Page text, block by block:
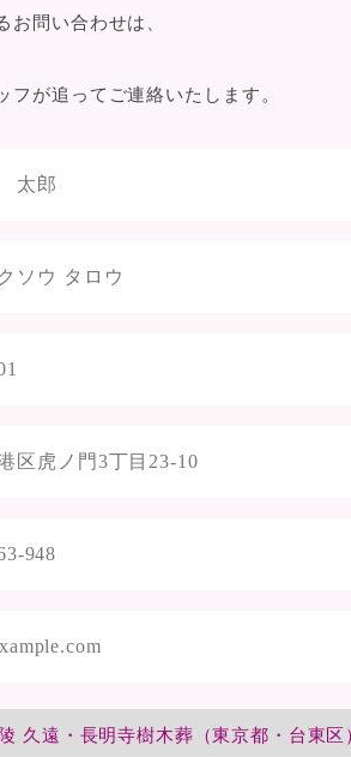
お問い合わせは、
が追ってご連絡いたします。
久遠・長明寺樹木葬（東京都・台東区